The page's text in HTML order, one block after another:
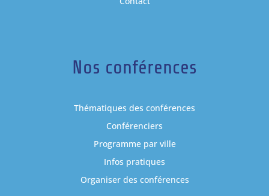
Nos conférences
Thématiques des conférences
Conférenciers
Programme par ville
Infos pratiques
Organiser des conférences